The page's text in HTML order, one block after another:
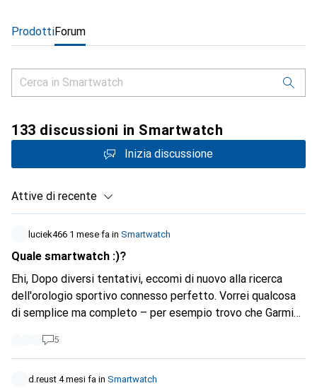
ProdottiForum
133 discussioni in Smartwatch
Inizia discussione
Attive di recente
luciek466 1 mese fa in Smartwatch
Quale smartwatch :)?
Ehi, Dopo diversi tentativi, eccomi di nuovo alla ricerca
dell'orologio sportivo connesso perfetto. Vorrei qualcosa
di semplice ma completo – per esempio trovo che Garmin
qualcosa che faccia il suo lavoro senza fronzoli Per quanto
riguarda gli sport che pratico, faccio parapendio (voglio
semplicemente registrare la mia traccia), ciclismo,
5
d.reust 4 mesi fa in Smartwatch